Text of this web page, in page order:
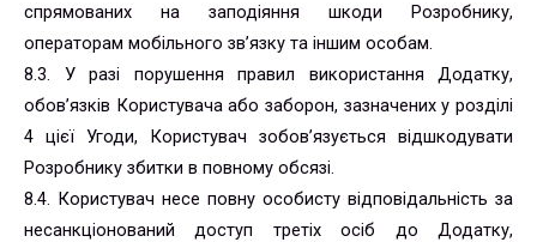
спрямованих на заподіяння шкоди Розробнику,
операторам мобільного зв’язку та іншим особам.
8.3. У разі порушення правил використання Додатку,
обов’язків Користувача або заборон, зазначених у розділі
4 цієї Угоди, Користувач зобов’язується відшкодувати
Розробнику збитки в повному обсязі.
8.4. Користувач несе повну особисту відповідальність за
несанкціонований доступ третіх осіб до Додатку,